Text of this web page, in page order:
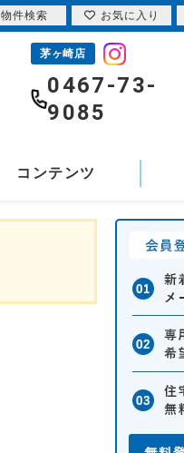
茅ヶ崎店
0467-73-
9085
コンテンツ
物件検索 お気に入り